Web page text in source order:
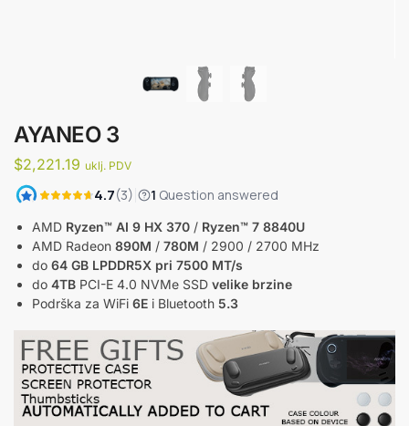
AYANEO 3
$2,221.19 uklj. PDV
AMD Ryzen™ AI 9 HX 370 / Ryzen™ 7 8840U
AMD Radeon 890M / 780M / 2900 / 2700 MHz
do 64 GB LPDDR5X pri 7500 MT/s
do 4TB PCI-E 4.0 NVMe SSD velike brzine
Podrška za WiFi 6E i Bluetooth 5.3